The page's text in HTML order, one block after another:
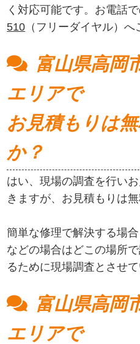
く対応可能です。お電話
510 （フリーダイヤル）へ
富山県高岡
エリアで
お見積もりは
か？
はい、現場の調査を行い
きますが、お見積もりは無
簡単な修理で解決する場
などの場合はどこの場所
るために現場調査とさせ
富山県高岡
エリアで